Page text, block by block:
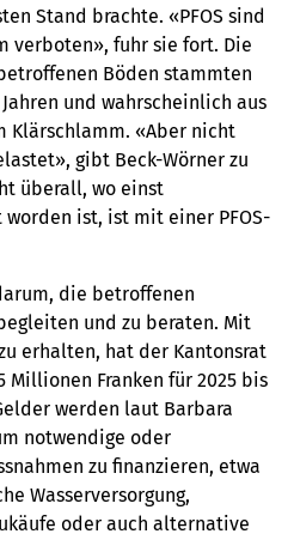
Stand brachte. «PFOS sind
verboten», fuhr sie fort. Die
Böden stammten
und wahrscheinlich aus
Klärschlamm. «Aber nicht
gibt Beck-Wörner zu
überall, wo einst
ist, ist mit einer PFOS-
die betroffenen
und zu beraten. Mit
erhalten, hat der Kantonsrat
Franken für 2025 bis
werden laut Barbara
notwendige oder
zu finanzieren, etwa
Wasserversorgung,
oder auch alternative